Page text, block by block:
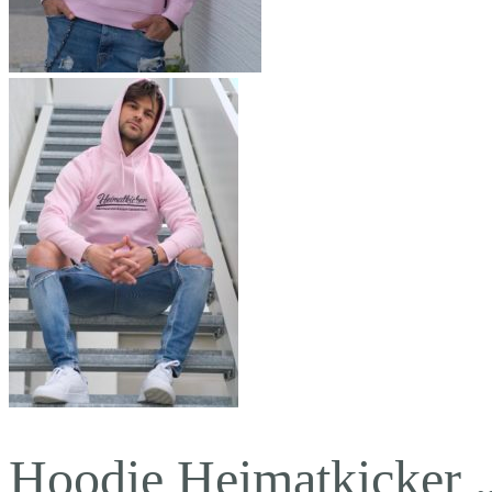
Hoodie Heimatkicker